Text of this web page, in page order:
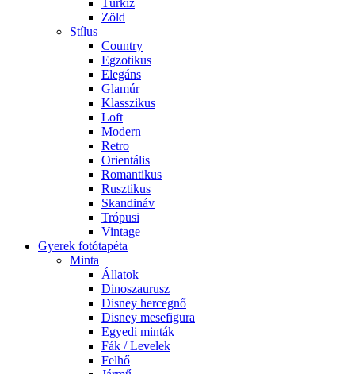
Türkiz
Zöld
Stílus
Country
Egzotikus
Elegáns
Glamúr
Klasszikus
Loft
Modern
Retro
Orientális
Romantikus
Rusztikus
Skandináv
Trópusi
Vintage
Gyerek fotótapéta
Minta
Állatok
Dinoszaurusz
Disney hercegnő
Disney mesefigura
Egyedi minták
Fák / Levelek
Felhő